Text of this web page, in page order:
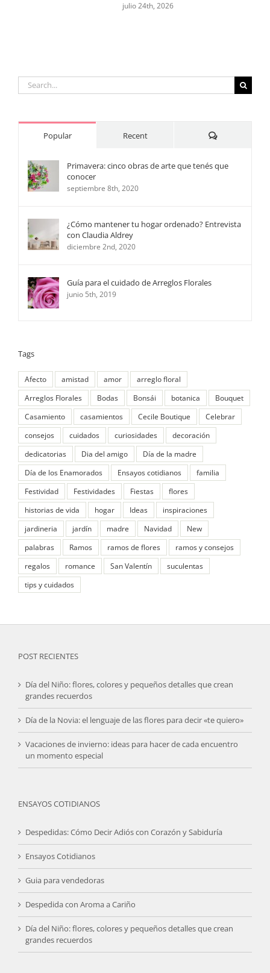
julio 24th, 2026
Search
for:
Popular Recent Comments
Primavera: cinco obras de arte que tenés que
conocer
septiembre 8th, 2020
¿Cómo mantener tu hogar ordenado? Entrevista
con Claudia Aldrey
diciembre 2nd, 2020
Guía para el cuidado de Arreglos Florales
junio 5th, 2019
Tags
Afecto amistad amor
arreglo floral
Arreglos Florales
Bodas Bonsái botanica
Bouquet
Casamiento
casamientos Cecile Boutique
Celebrar
consejos
cuidados curiosidades
decoración
dedicatorias
Dia del amigo
Día de la madre
Día de los Enamorados
Ensayos cotidianos
familia
Festividad
Festividades Fiestas
flores
historias de vida
hogar Ideas
inspiraciones
jardineria
jardín madre Navidad
New
palabras
Ramos ramos de flores
ramos y consejos
regalos
romance San Valentín
suculentas
tips y cuidados
POST RECIENTES
Día del Niño: flores, colores y pequeños detalles que crean
grandes recuerdos
Día de la Novia: el lenguaje de las flores para decir «te quiero»
Vacaciones de invierno: ideas para hacer de cada encuentro
un momento especial
ENSAYOS COTIDIANOS
Despedidas: Cómo Decir Adiós con Corazón y Sabiduría
Ensayos Cotidianos
Guia para vendedoras
Despedida con Aroma a Cariño
Día del Niño: flores, colores y pequeños detalles que crean
grandes recuerdos